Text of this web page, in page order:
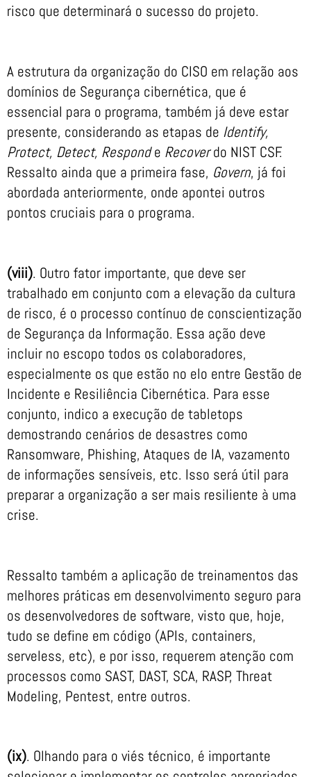
risco que determinará o sucesso do projeto.
A estrutura da organização do CISO em relação aos
domínios de Segurança cibernética, que é
essencial para o programa, também já deve estar
presente, considerando as etapas de Identify,
Protect, Detect, Responde Recoverdo NIST CSF.
Ressalto ainda que a primeira fase, Govern, já foi
abordada anteriormente, onde apontei outros
pontos cruciais para o programa.
(viii). Outro fator importante, que deve ser
trabalhado em conjunto com a elevação da cultura
de risco, é o processo contínuo de conscientização
de Segurança da Informação. Essa ação deve
incluir no escopo todos os colaboradores,
especialmente os que estão no elo entre Gestão de
Incidente e Resiliência Cibernética. Para esse
conjunto, indico a execução de tabletops
demostrando cenários de desastres como
Ransomware, Phishing, Ataques de IA, vazamento
de informações sensíveis, etc. Isso será útil para
preparar a organização a ser mais resiliente à uma
crise.
Ressalto também a aplicação de treinamentos das
melhores práticas em desenvolvimento seguro para
os desenvolvedores de software, visto que, hoje,
tudo se define em código (APIs, containers,
serveless, etc), e por isso, requerem atenção com
processos como SAST, DAST, SCA, RASP, Threat
Modeling, Pentest, entre outros.
(ix). Olhando para o viés técnico, é importante